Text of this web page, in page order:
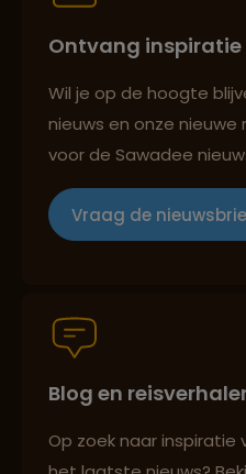
Groepsreizen mét
Best beoordeelde
Ontvang inspiratie
Wil je op de hoogte
nieuws en onze nieuwe
voor de Sawadee
Vraag de
Blog en
Op zoek naar inspiratie